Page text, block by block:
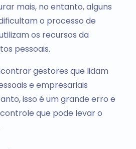
mais, no entanto, alguns
o processo de
os recursos da
pessoais.
gestores que lidam
e empresariais
isso é um grande erro e
que pode levar o